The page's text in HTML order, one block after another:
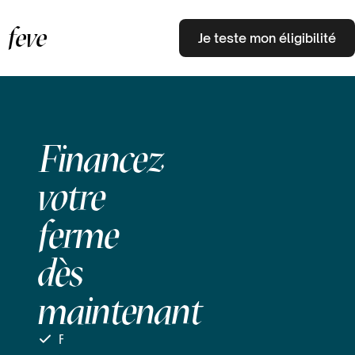
feve Je teste mon éligibilité
Financez
votre
ferme
dès
maintenant
Financez